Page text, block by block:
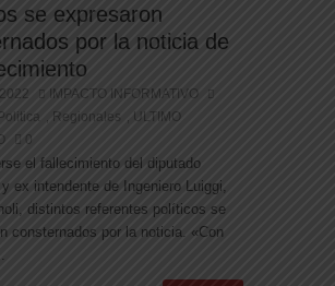
se expresaron
por la noticia de
IMPACTO INFORMATIVO
Politica Regionales
ULTIMO
0
el fallecimiento del diputado
ex intendente de Ingeniero Luiggi,
distintos referentes políticos se
consternados por la noticia. «Con